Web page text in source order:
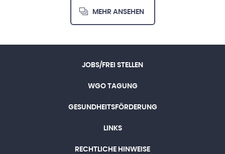
MEHR ANSEHEN
JOBS/FREI STELLEN
WGO TAGUNG
GESUNDHEITSFÖRDERUNG
LINKS
RECHTLICHE HINWEISE